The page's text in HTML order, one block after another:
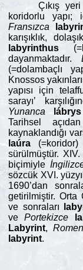
Çıkış yeri
koridorlu yapı;
Fransızca
karışıklık,
labyrinthus
dayanmaktadır.
(=dolambaçlı
Knossos
yapısı için
sarayı’
Yunanca
lábrys
Tarihsel
kaynaklandığı
laúra
sürülmüştür. XIV.
biçimiyle
sözcük XVI.
1690’dan
getirilmiştir. Orta
ve sonraları
vePortekizce
Labyrint,
labyrint.